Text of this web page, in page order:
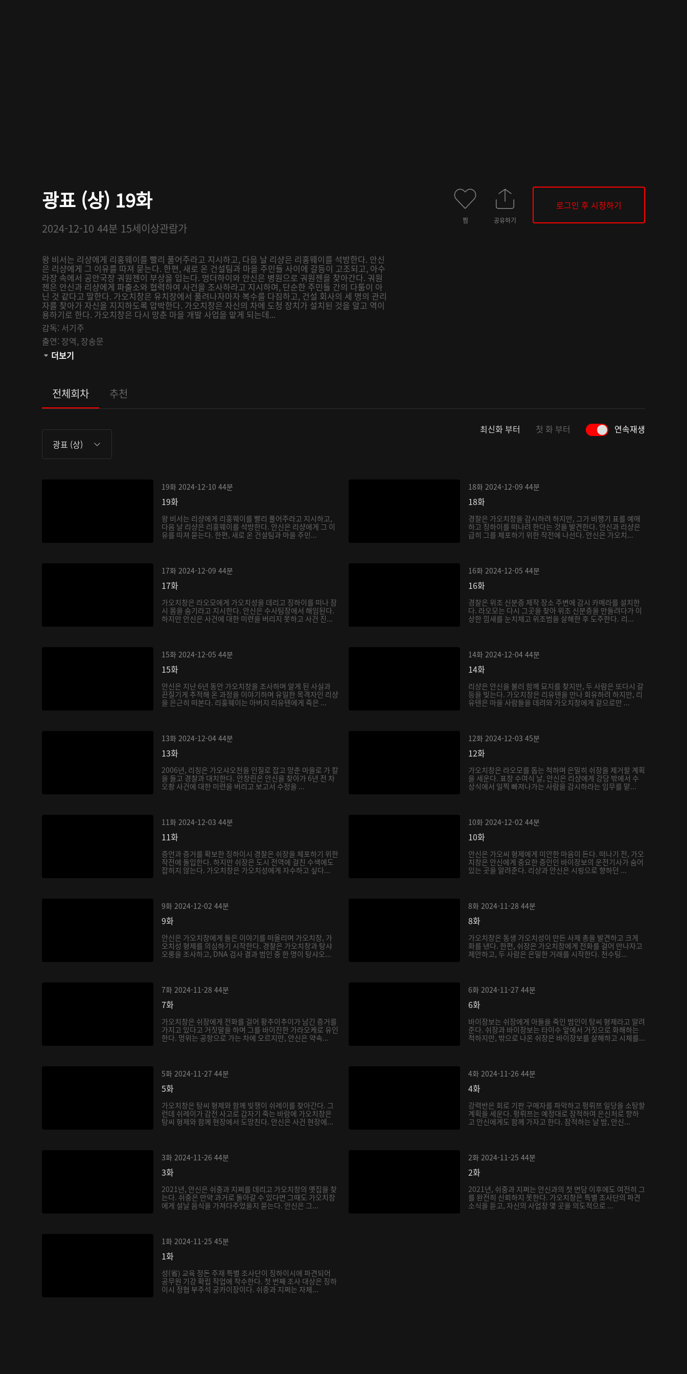
광표 (상) 19화
2024-12-10 44분 15세이상관람가
왕 비서는 리샹에게 리훙웨이를 빨리 풀어주라고 지시하고, 다음 날 리샹은 리훙웨이를 석방한다. 안신
은 리샹에게 그 이유를 따져 묻는다. 한편, 새로 온 건설팀과 마을 주민들 사이에 갈등이 고조되고, 아수
라장 속에서 공안국장 궈원젠이 부상을 입는다. 멍더하이와 안신은 병원으로 궈원젠을 찾아간다. 궈원
젠은 안신과 리샹에게 파출소와 협력하여 사건을 조사하라고 지시하며, 단순한 주민들 간의 다툼이 아
닌 것 같다고 말한다. 가오치창은 유치장에서 풀려나자마자 복수를 다짐하고, 건설 회사의 세 명의 관리
자를 찾아가 자신을 지지하도록 압박한다. 가오치창은 자신의 차에 도청 장치가 설치된 것을 알고 역이
용하기로 한다. 가오치창은 다시 망춘 마을 개발 사업을 맡게 되는데...
감독: 서기주
출연: 장역, 장송문
관람등급:
더보기
찜 공유하기
로그인 후 시청하기
전체회차 추천
광표 (상)
최신화 부터 첫 화 부터 연속재생
19화 2024-12-10 44분
19화
왕 비서는 리샹에게 리훙웨이를 빨리 풀어주라고 지시하고,
다음 날 리샹은 리훙웨이를 석방한다. 안신은 리샹에게 그 이
유를 따져 묻는다. 한편, 새로 온 건설팀과 마을 주민...
18화 2024-12-09 44분
18화
경찰은 가오치창을 감시하려 하지만, 그가 비행기 표를 예매
하고 징하이를 떠나려 한다는 것을 발견한다. 안신과 리샹은
급히 그를 체포하기 위한 작전에 나선다. 안신은 가오치...
17화 2024-12-09 44분
17화
가오치창은 라오모에게 가오치성을 데리고 징하이를 떠나 잠
시 몸을 숨기라고 지시한다. 안신은 수사팀장에서 해임된다.
하지만 안신은 사건에 대한 미련을 버리지 못하고 사건 진...
16화 2024-12-05 44분
16화
경찰은 위조 신분증 제작 장소 주변에 감시 카메라를 설치한
다. 라오모는 다시 그곳을 찾아 위조 신분증을 만들려다가 이
상한 낌새를 눈치채고 위조범을 살해한 후 도주한다. 리...
15화 2024-12-05 44분
15화
안신은 지난 6년 동안 가오치창을 조사하며 알게 된 사실과
끈질기게 추적해 온 과정을 이야기하며 유일한 목격자인 리샹
을 은근히 떠본다. 리훙웨이는 아버지 리유톈에게 죽은 ...
14화 2024-12-04 44분
14화
리샹은 안신을 불러 함께 묘지를 찾지만, 두 사람은 또다시 갈
등을 빚는다. 가오치창은 리유톈을 만나 회유하려 하지만, 리
유톈은 마을 사람들을 데려와 가오치창에게 겉으로만 ...
13화 2024-12-04 44분
13화
2006년, 리칭은 가오샤오천을 인질로 잡고 망춘 마을로 가 칼
을 들고 경찰과 대치한다. 안창린은 안신을 찾아가 6년 전 차
오촹 사건에 대한 미련을 버리고 보고서 수정을 ...
12화 2024-12-03 45분
12화
가오치창은 라오모를 돕는 척하며 은밀히 쉬장을 제거할 계획
을 세운다. 표창 수여식 날, 안신은 리샹에게 강당 밖에서 수
상식에서 일찍 빠져나가는 사람을 감시하라는 임무를 맡...
11화 2024-12-03 44분
11화
증언과 증거를 확보한 징하이시 경찰은 쉬장을 체포하기 위한
작전에 돌입한다. 하지만 쉬장은 도시 전역에 걸친 수색에도
잡히지 않는다. 가오치창은 가오치성에게 자수하고 싶다...
10화 2024-12-02 44분
10화
안신은 가오씨 형제에게 미안한 마음이 든다. 떠나기 전, 가오
치창은 안신에게 중요한 증인인 바이장보의 운전기사가 숨어
있는 곳을 알려준다. 리샹과 안신은 시핑으로 향하던 ...
9화 2024-12-02 44분
9화
안신은 가오치창에게 들은 이야기를 떠올리며 가오치창, 가
오치성 형제를 의심하기 시작한다. 경찰은 가오치창과 탕샤
오룽을 조사하고, DNA 검사 결과 범인 중 한 명이 탕샤오...
8화 2024-11-28 44분
8화
가오치창은 동생 가오치성이 만든 사제 총을 발견하고 크게
화를 낸다. 한편, 쉬장은 가오치창에게 전화를 걸어 만나자고
제안하고, 두 사람은 은밀한 거래를 시작한다. 천수팅...
7화 2024-11-28 44분
7화
가오치창은 쉬장에게 전화를 걸어 황추이추이가 남긴 증거를
가지고 있다고 거짓말을 하며 그를 바이진한 가라오케로 유인
한다. 멍위는 공항으로 가는 차에 오르지만, 안신은 약속...
6화 2024-11-27 44분
6화
바이장보는 쉬장에게 아들을 죽인 범인이 탕씨 형제라고 알려
준다. 쉬장과 바이장보는 타이수 앞에서 거짓으로 화해하는
척하지만, 밖으로 나온 쉬장은 바이장보를 살해하고 시체를...
5화 2024-11-27 44분
5화
가오치창은 탕씨 형제와 함께 빚쟁이 쉬레이를 찾아간다. 그
런데 쉬레이가 감전 사고로 갑자기 죽는 바람에 가오치창은
탕씨 형제와 함께 현장에서 도망친다. 안신은 사건 현장에...
4화 2024-11-26 44분
4화
강력반은 회로 기판 구매자를 파악하고 펑뤼쯔 일당을 소탕할
계획을 세운다. 펑뤼쯔는 예정대로 잠적하여 은신처로 향하
고 안신에게도 함께 가자고 한다. 잠적하는 날 밤, 안신...
3화 2024-11-26 44분
3화
2021년, 안신은 쉬중과 지쩌를 데리고 가오치창의 옛집을 찾
는다. 쉬중은 만약 과거로 돌아갈 수 있다면 그때도 가오치창
에게 설날 음식을 가져다주었을지 묻는다. 안신은 그...
2화 2024-11-25 44분
2화
2021년, 쉬중과 지쩌는 안신과의 첫 면담 이후에도 여전히 그
를 완전히 신뢰하지 못한다. 가오치창은 특별 조사단의 파견
소식을 듣고, 자신의 사업장 몇 곳을 의도적으로 ...
1화 2024-11-25 45분
1화
성(省) 교육 정돈 주재 특별 조사단이 징하이시에 파견되어
공무원 기강 확립 작업에 착수한다. 첫 번째 조사 대상은 징하
이시 정협 부주석 궁카이장이다. 쉬중과 지쩌는 자체...